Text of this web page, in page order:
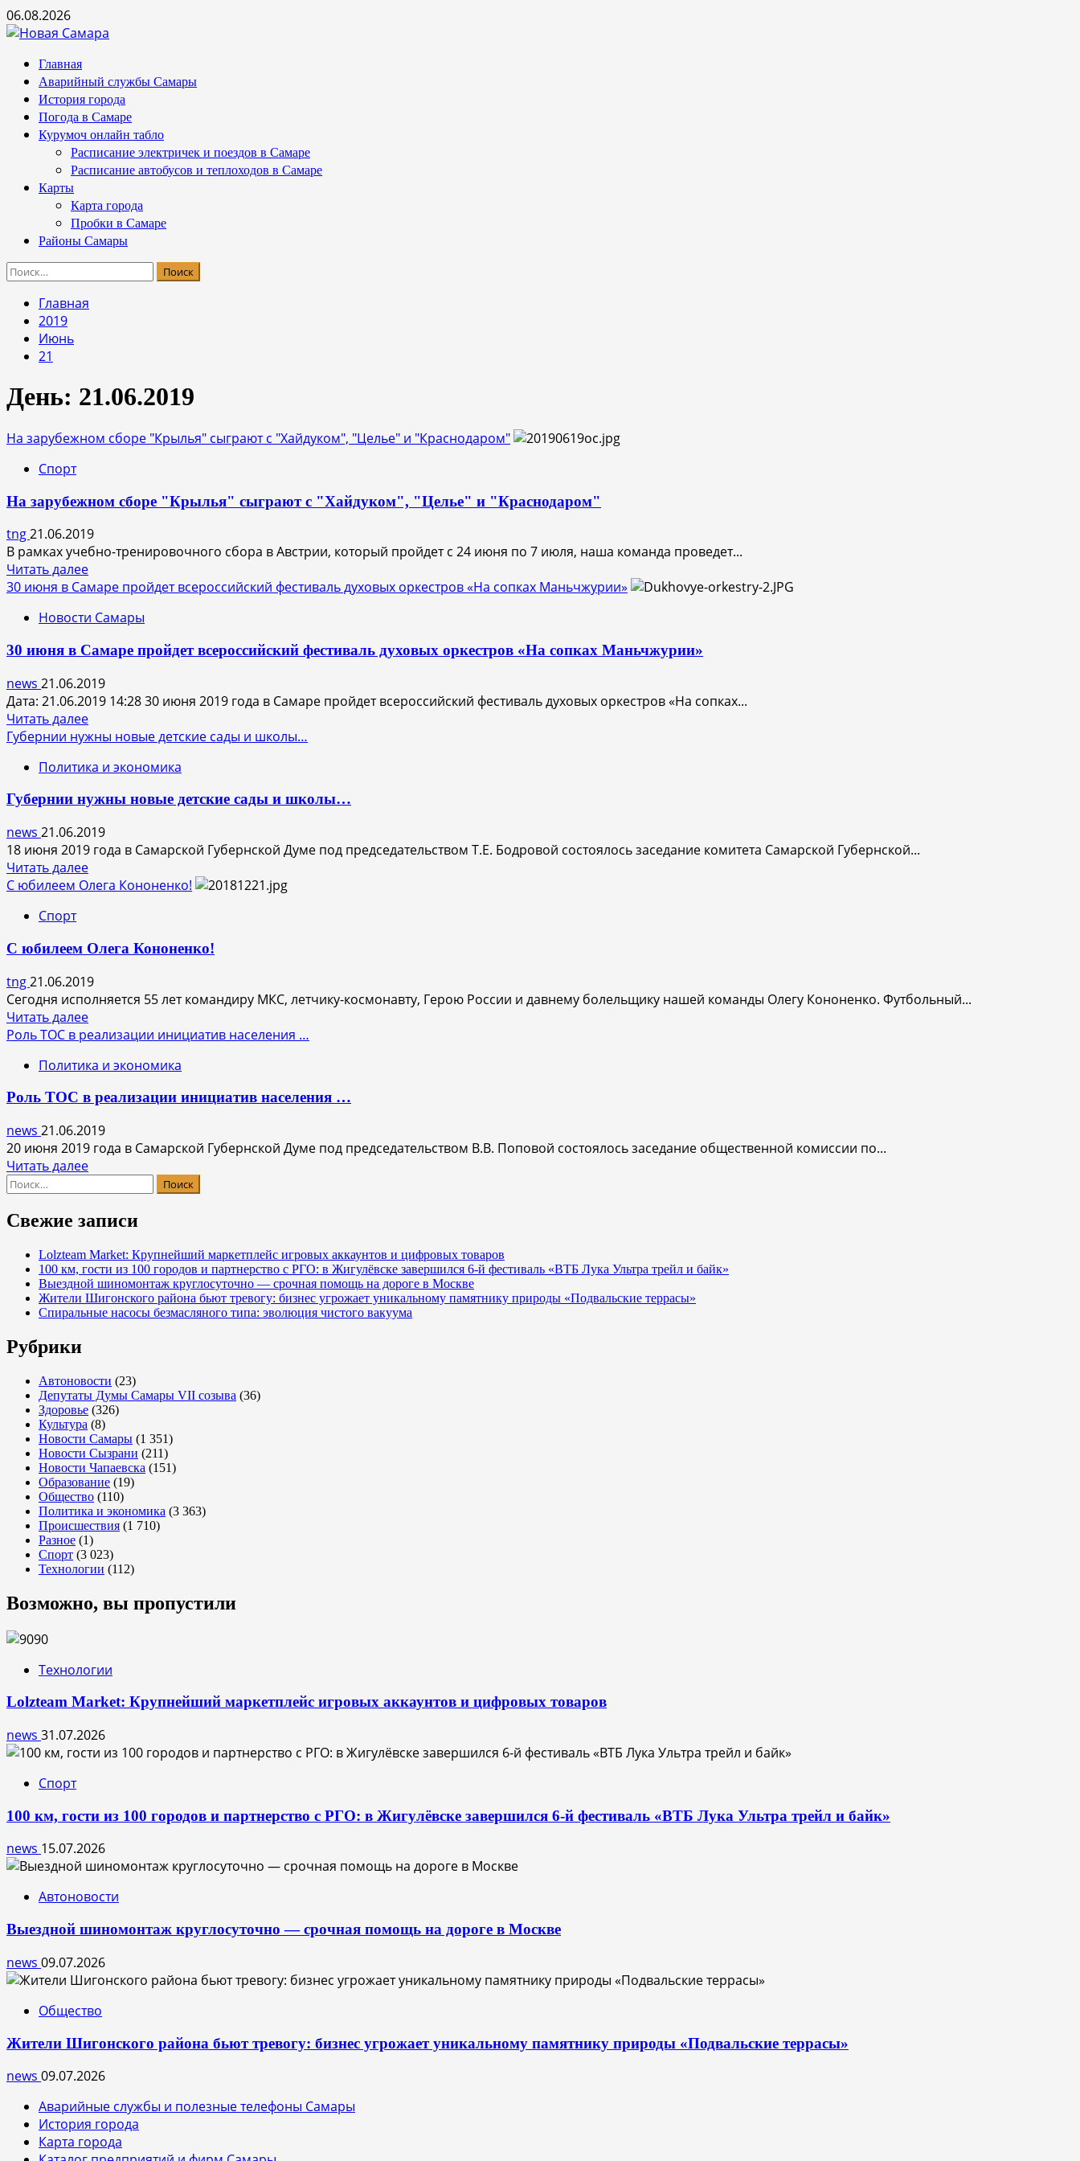
Перейти
к
06.08.2026
Основное
меню
Главная
Аварийный службы Самары
История города
Погода в Самаре
Курумоч онлайн табло
Расписание электричек и поездов в Самаре
Расписание автобусов и теплоходов в Самаре
Карты
Карта города
Пробки в Самаре
Районы Самары
Найти:
Главная
2019
Июнь
21
День: 21.06.2019
На зарубежном сборе "Крылья" сыграют с "Хайдуком", "Целье" и "Краснодаром"
Спорт
На зарубежном сборе "Крылья" сыграют с "Хайдуком", "Целье" и "Краснодаром"
tng21.06.2019
В рамках учебно-тренировочного сбора в Австрии, который пройдет с 24 июня по 7 июля, наша команда проведет...
Читать далееПрочитать
больше
На
сборе
"Крылья"
сыграют
с
"Хайдуком",
"Целье"
и
30 июня в Самаре пройдет всероссийский фестиваль духовых оркестров «На сопках Маньчжурии»
Новости Самары
30 июня в Самаре пройдет всероссийский фестиваль духовых оркестров «На сопках Маньчжурии»
news 21.06.2019
Дата: 21.06.2019 14:28 30 июня 2019 года в Самаре пройдет всероссийский фестиваль духовых оркестров «На сопках...
Читать далееПрочитать
больше
30
в
Самаре
пройдет
всероссийский
фестиваль
духовых
сопках
Губернии нужны новые детские сады и школы…
Политика и экономика
Губернии нужны новые детские сады и школы…
news 21.06.2019
18 июня 2019 года в Самарской Губернской Думе под председательством Т.Е. Бодровой состоялось заседание комитета Самарской Губернской...
Читать далееПрочитать
больше
новые
детские
сады
и
школы…
С юбилеем Олега Кононенко!
Спорт
С юбилеем Олега Кононенко!
tng21.06.2019
Сегодня исполняется 55 лет командиру МКС, летчику-космонавту, Герою России и давнему болельщику нашей команды Олегу Кононенко. Футбольный...
Читать далееПрочитать
больше
С
Олега
Кононенко!
Роль ТОС в реализации инициатив населения …
Политика и экономика
Роль ТОС в реализации инициатив населения …
news 21.06.2019
20 июня 2019 года в Самарской Губернской Думе под председательством В.В. Поповой состоялось заседание общественной комиссии по...
Читать далееПрочитать
Роль
в
реализации
инициатив
населения
…
Найти:
Свежие записи
Lolzteam Market: Крупнейший маркетплейс игровых аккаунтов и цифровых товаров
100 км, гости из 100 городов и партнерство с РГО: в Жигулёвске завершился 6-й фестиваль «ВТБ Лука Ультра трейл и байк»
Выездной шиномонтаж круглосуточно — срочная помощь на дороге в Москве
Жители Шигонского района бьют тревогу: бизнес угрожает уникальному памятнику природы «Подвальские террасы»
Спиральные насосы безмасляного типа: эволюция чистого вакуума
Рубрики
Автоновости (23)
Депутаты Думы Самары VII созыва (36)
Здоровье (326)
Культура (8)
Новости Самары (1 351)
Новости Сызрани (211)
Новости Чапаевска (151)
Образование (19)
Общество (110)
Политика и экономика (3 363)
Происшествия (1 710)
Разное (1)
Спорт (3 023)
Технологии (112)
Возможно, вы пропустили
Технологии
Lolzteam Market: Крупнейший маркетплейс игровых аккаунтов и цифровых товаров
news 31.07.2026
Спорт
100 км, гости из 100 городов и партнерство с РГО: в Жигулёвске завершился 6-й фестиваль «ВТБ Лука Ультра трейл и байк»
news 15.07.2026
Автоновости
Выездной шиномонтаж круглосуточно — срочная помощь на дороге в Москве
news 09.07.2026
Общество
Жители Шигонского района бьют тревогу: бизнес угрожает уникальному памятнику природы «Подвальские террасы»
news 09.07.2026
Аварийные службы и полезные телефоны Самары
История города
Карта города